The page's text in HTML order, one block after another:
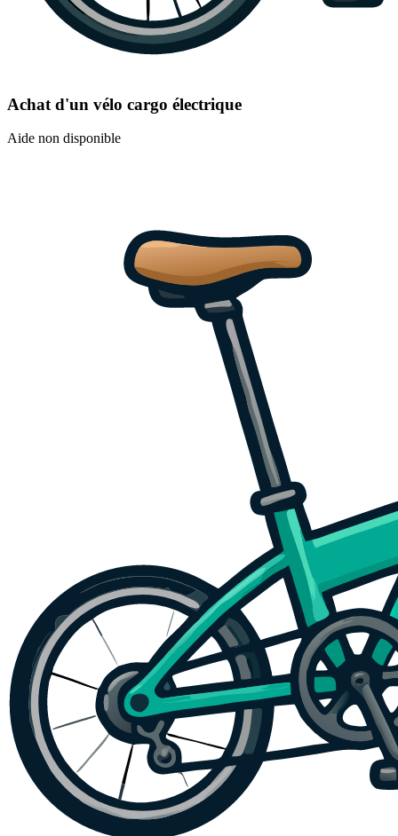
Achat d'un vélo cargo électrique
Aide non disponible